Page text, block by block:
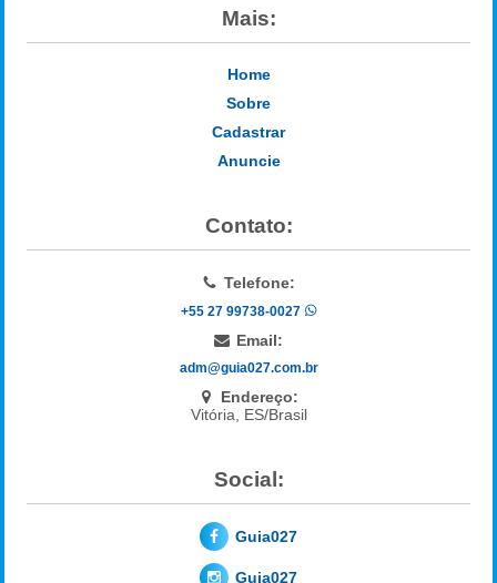
Mais:
Home
Sobre
Cadastrar
Anuncie
Contato:
Telefone:
+55 27 99738-0027
Email:
adm@guia027.com.br
Endereço:
Vitória, ES/Brasil
Social:
Guia027
Guia027